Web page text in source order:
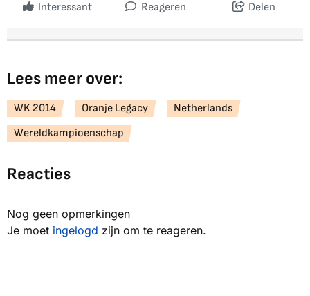
Interessant Reageren Delen
Lees meer over:
WK 2014 Oranje Legacy
Netherlands
Wereldkampioenschap
Reacties
Nog geen opmerkingen
Je moet ingelogd zijn om te reageren.